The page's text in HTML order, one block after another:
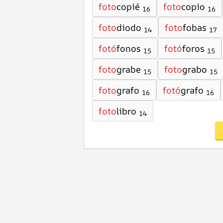
fotocopié 16 fotocopio 16
fotodiodo 14 fotofobas 17
fotófonos 15 fotóforos 15
fotograbe 15 fotograbo 15
fotografo 16 fotógrafo 16
fotolibro 14